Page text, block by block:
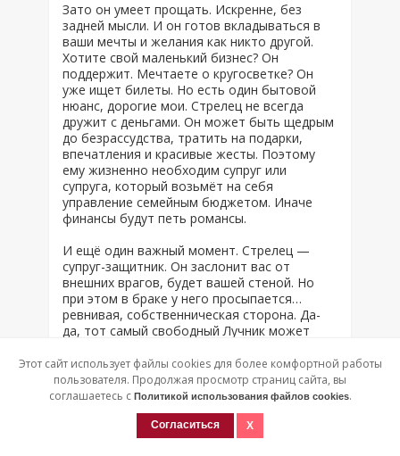
Зато он умеет прощать. Искренне, без
задней мысли. И он готов вкладываться в
ваши мечты и желания как никто другой.
Хотите свой маленький бизнес? Он
поддержит. Мечтаете о кругосветке? Он
уже ищет билеты. Но есть один бытовой
нюанс, дорогие мои. Стрелец не всегда
дружит с деньгами. Он может быть щедрым
до безрассудства, тратить на подарки,
впечатления и красивые жесты. Поэтому
ему жизненно необходим супруг или
супруга, который возьмёт на себя
управление семейным бюджетом. Иначе
финансы будут петь романсы.
И ещё один важный момент. Стрелец —
супруг-защитник. Он заслонит вас от
внешних врагов, будет вашей стеной. Но
при этом в браке у него просыпается…
ревнивая, собственническая сторона. Да-
да, тот самый свободный Лучник может
вам скажу, мои хорошие: никогда, слышите,
никогда не играйте с ним в
интеллектуальные игры и не проверяйте его
на прочность. Не провоцируйте, не
обманывайте, даже «в шутку». Он верен вам
по-настоящему. Но если почувствует
Этот сайт использует файлы cookies для более комфортной работы
пользователя. Продолжая просмотр страниц сайта, вы
соглашаетесь с Политикой использования файлов cookies.
Согласиться